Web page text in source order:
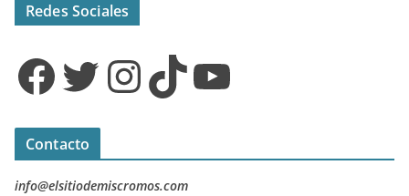
Redes Sociales
Facebook Twitter InstagramTikTok YouTube
Contacto
info@elsitiodemiscromos.com